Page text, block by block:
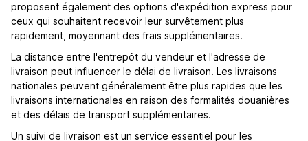
proposent également des options d'expédition express pour
ceux qui souhaitent recevoir leur survêtement plus
rapidement, moyennant des frais supplémentaires.
La distance entre l'entrepôt du vendeur et l'adresse de
livraison peut influencer le délai de livraison. Les livraisons
nationales peuvent généralement être plus rapides que les
livraisons internationales en raison des formalités douanières
et des délais de transport supplémentaires.
Un suivi de livraison est un service essentiel pour les